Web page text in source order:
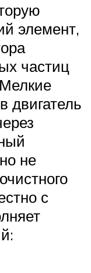
элемент,
частиц
двигатель
не
с